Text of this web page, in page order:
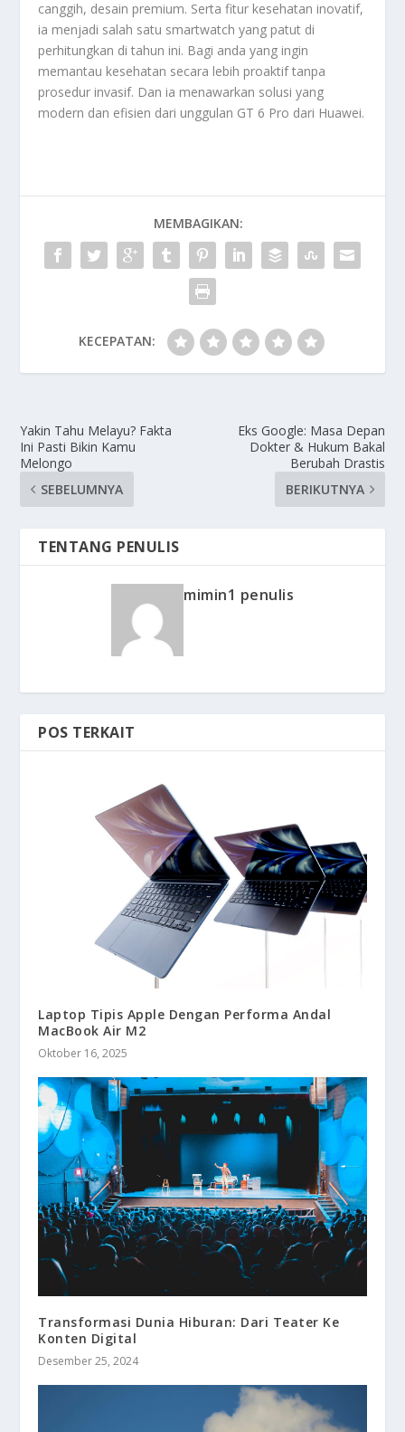
canggih, desain premium. Serta fitur kesehatan inovatif,
ia menjadi salah satu smartwatch yang patut di
perhitungkan di tahun ini. Bagi anda yang ingin
memantau kesehatan secara lebih proaktif tanpa
prosedur invasif. Dan ia menawarkan solusi yang
modern dan efisien dari unggulan GT 6 Pro dari Huawei.
MEMBAGIKAN:
KECEPATAN:
Yakin Tahu Melayu? Fakta
Ini Pasti Bikin Kamu
Melongo
SEBELUMNYA
Eks Google: Masa Depan
Dokter & Hukum Bakal
Berubah Drastis
BERIKUTNYA
TENTANG PENULIS
mimin1 penulis
POS TERKAIT
Laptop Tipis Apple Dengan Performa Andal
MacBook Air M2
Oktober 16, 2025
Transformasi Dunia Hiburan: Dari Teater Ke
Konten Digital
Desember 25, 2024